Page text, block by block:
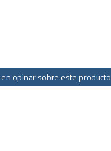
opinar sobre este producto